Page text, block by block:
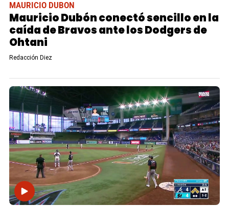
MAURICIO DUBON
Mauricio Dubón conectó sencillo en la
caída de Bravos ante los Dodgers de
Ohtani
Redacción Diez